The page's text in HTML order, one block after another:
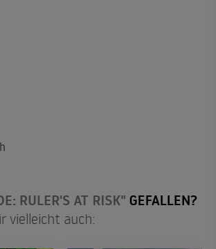
RULER'S AT RISK" GEFALLEN?
vielleicht auch: